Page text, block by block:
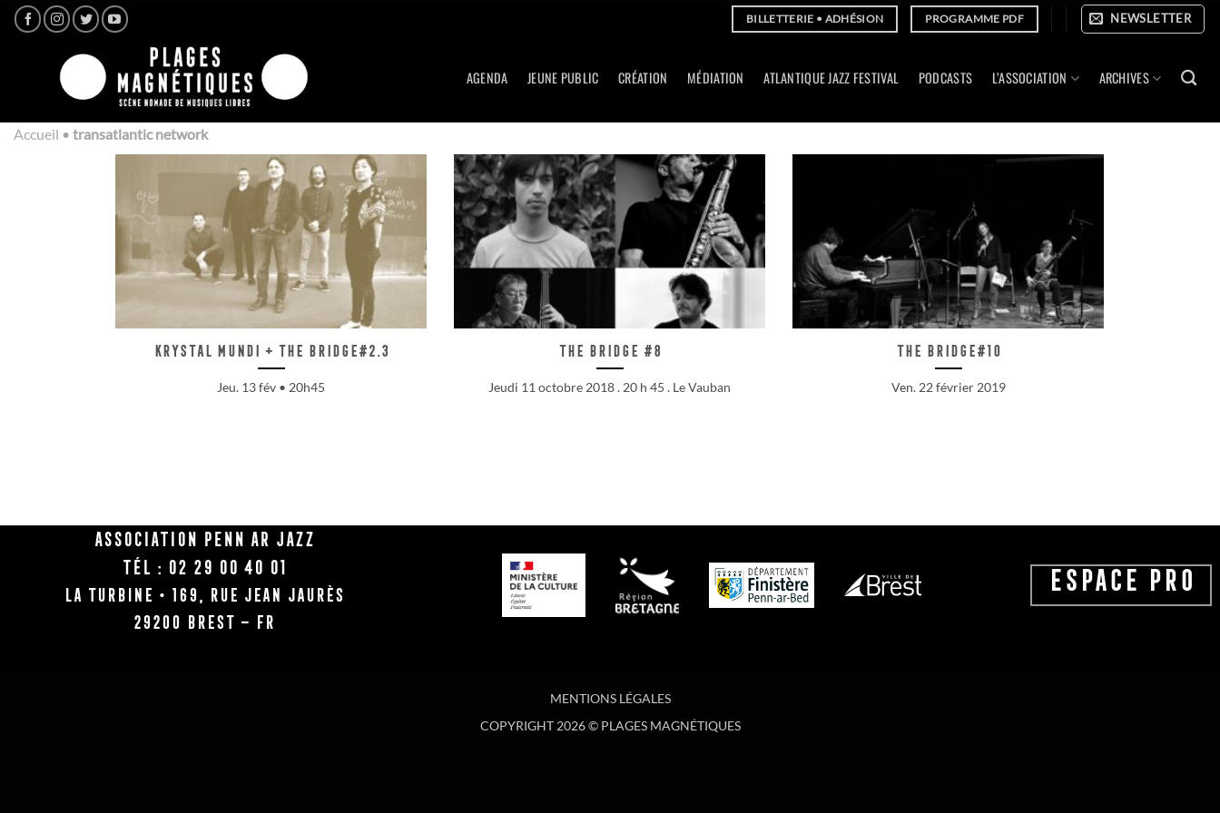
Passer
BILLETTERIE • ADHÉSION PROGRAMME PDF NEWSLETTER
AGENDA JEUNE PUBLIC CRÉATION MÉDIATION ATLANTIQUE JAZZ FESTIVAL PODCASTS L’ASSOCIATION ARCHIVES
Accueil • transatlantic network
Krystal Mundi + The Bridge#2.3
Jeu. 13 fév • 20h45
The Bridge #8
Jeudi 11 octobre 2018 . 20 h 45 . Le Vauban
The Bridge#10
Ven. 22 février 2019
Association Penn Ar Jazz
Tél : 02 29 00 40 01
La Turbine • 169, rue Jean Jaurès
29200 BREST – FR
ESPACE PRO
MENTIONS LÉGALES
COPYRIGHT 2026 © PLAGES MAGNÉTIQUES